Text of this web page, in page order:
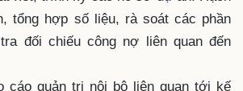
tổng hợp số liệu, rà soát các phần
đối chiếu công nợ liên quan đến
cáo quản trị nội bộ liên quan tới kế